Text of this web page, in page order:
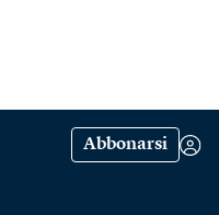
Abbonarsi